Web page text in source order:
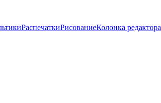
РаспечаткиРисованиеКолонка редактора